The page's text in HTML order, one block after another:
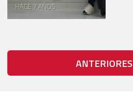
HACE 7 AÑOS
ANTERIORES